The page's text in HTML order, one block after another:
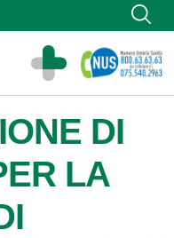
Terni
DI
LA